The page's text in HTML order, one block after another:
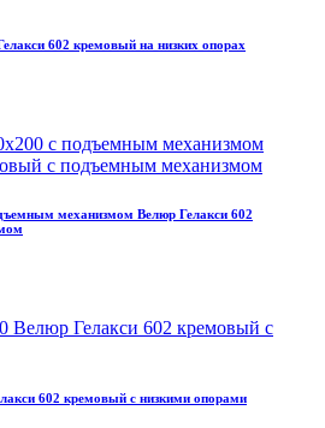
602 кремовый на низких опорах
механизмом Велюр Гелакси 602
602 кремовый с низкими опорами